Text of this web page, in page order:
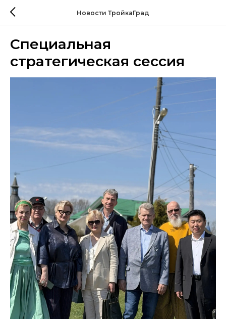
Новости ТройкаГрад
Специальная
стратегическая сессия